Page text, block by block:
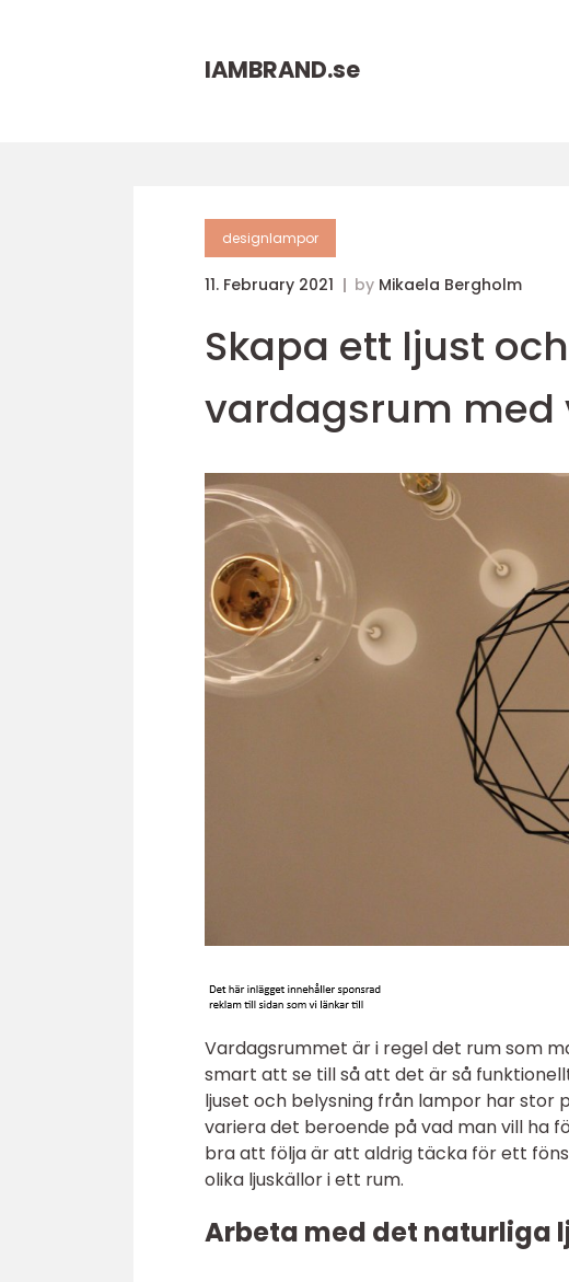
IAMBRAND.se
designlampor
11. February 2021 by Mikaela Bergholm
Skapa ett ljust
vardagsrum
Vardagsrummet är i regel det rum som
smart att se till så att det är så
ljuset och belysning från lampor har
variera det beroende på vad man vill ha
bra att följa är att aldrig täcka för ett
olika ljuskällor i ett rum.
Arbeta med det naturliga